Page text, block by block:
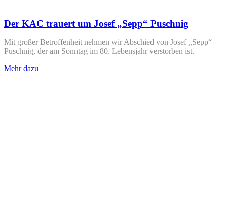
Der KAC trauert um Josef „Sepp“ Puschnig
Mit großer Betroffenheit nehmen wir Abschied von Josef „Sepp“
Puschnig, der am Sonntag im 80. Lebensjahr verstorben ist.
Mehr dazu